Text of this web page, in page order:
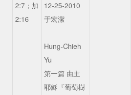
2:7；加
2:16
12-25-2010
于宏潔
Hung-Chieh
Yu
第一篇 由主
耶穌『葡萄樹